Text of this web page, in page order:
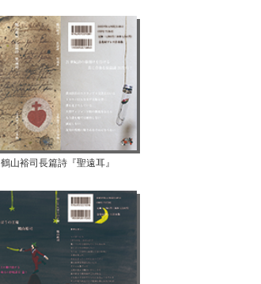
鶴山裕司長篇詩『聖遠耳』